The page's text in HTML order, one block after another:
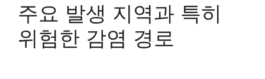
주요 발생 지역과 특히
위험한 감염 경로